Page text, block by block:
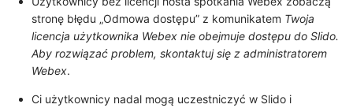
stronę błędu „Odmowa dostępu” z komunikatem Twoja
licencja użytkownika Webex nie obejmuje dostępu do Slido.
Aby rozwiązać problem, skontaktuj się z administratorem
Webex.
Ci użytkownicy nadal mogą uczestniczyć w Slido i